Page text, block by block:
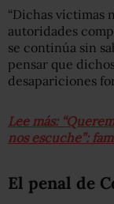
“Dichas víctimas
autoridades
se continúa sin
pensar que
desapariciones
Lee más:
nos escuche”:
El penal de